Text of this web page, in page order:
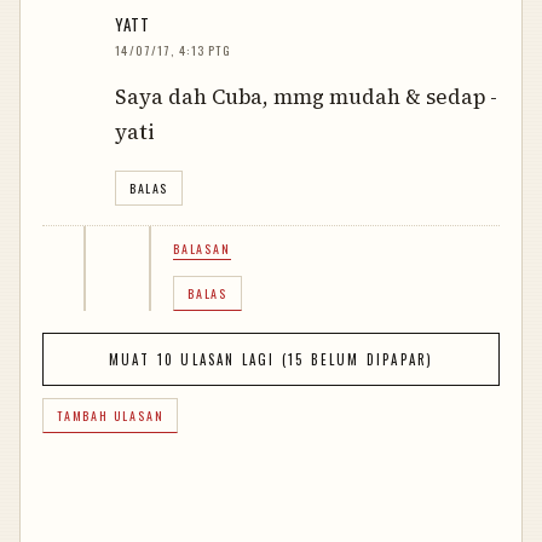
YATT
14/07/17, 4:13 PTG
Saya dah Cuba, mmg mudah & sedap -
yati
BALAS
BALASAN
BALAS
MUAT 10 ULASAN LAGI (15 BELUM DIPAPAR)
TAMBAH ULASAN